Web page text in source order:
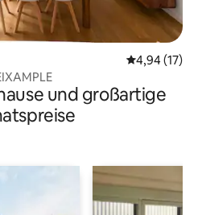
4,94 (17)
und großartige